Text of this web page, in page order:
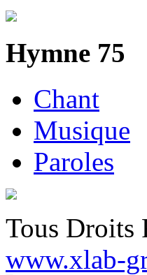
Hymne 75
Chant
Musique
Paroles
Tous Droits
www.xlab-